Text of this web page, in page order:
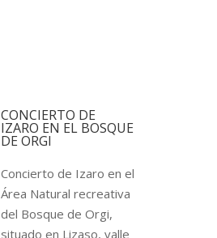
CONCIERTO DE
IZARO EN EL BOSQUE
DE ORGI
Concierto de Izaro en el
Área Natural recreativa
del Bosque de Orgi,
situado en Lizaso, valle